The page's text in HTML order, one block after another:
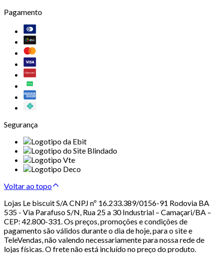
Pagamento
Segurança
Voltar ao topo
Lojas Le biscuit S/A CNPJ nº 16.233.389/0156-91 Rodovia BA
535 - Via Parafuso S/N, Rua 25 a 30 Industrial – Camaçari/BA –
CEP: 42.800-331. Os preços, promoções e condições de
pagamento são válidos durante o dia de hoje, para o site e
TeleVendas, não valendo necessariamente para nossa rede de
lojas físicas. O frete não está incluído no preço do produto.